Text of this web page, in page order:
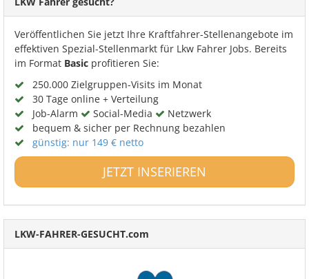
Veröffentlichen Sie jetzt Ihre Kraftfahrer-Stellenangebote im
effektiven Spezial-Stellenmarkt für Lkw Fahrer Jobs. Bereits
im Format Basic profitieren Sie:
250.000 Zielgruppen-Visits im Monat
30 Tage online + Verteilung
Job-Alarm
Social-Media
Netzwerk
bequem & sicher per Rechnung bezahlen
günstig: nur 149 € netto
JETZT INSERIEREN
LKW-FAHRER-GESUCHT.com